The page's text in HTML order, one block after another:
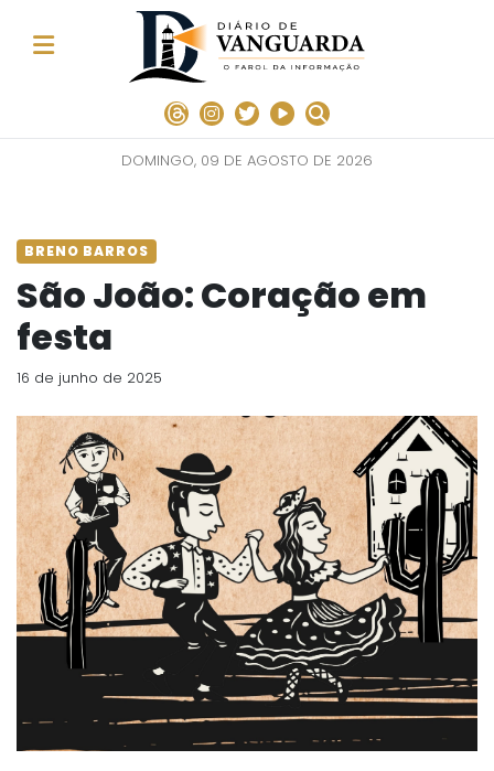
DOMINGO, 09 DE AGOSTO DE 2026
BRENO BARROS
São João: Coração em
festa
16 de junho de 2025